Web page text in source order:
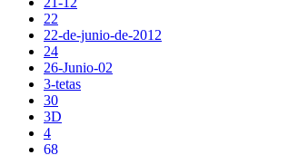
22
22-de-junio-de-2012
24
26-Junio-02
3-tetas
30
3D
4
68